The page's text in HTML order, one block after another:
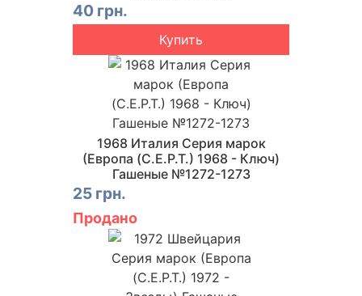
40 грн.
Купить
1968 Италия Серия марок
(Европа (C.E.P.T.) 1968 - Ключ)
Гашеные №1272-1273
25 грн.
Продано